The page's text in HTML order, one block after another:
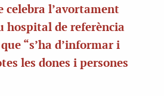
celebra l’avortament
hospital de referència
“s’ha d’informar i
les dones i persones